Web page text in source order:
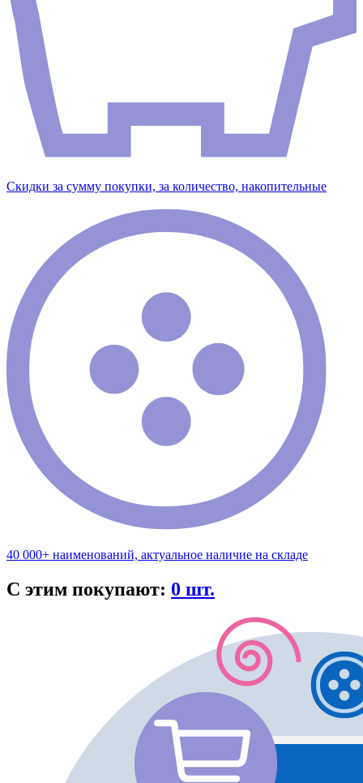
Скидки за сумму покупки, за количество, накопительные
40 000+ наименований, актуальное наличие на складе
С этим покупают: 0 шт.